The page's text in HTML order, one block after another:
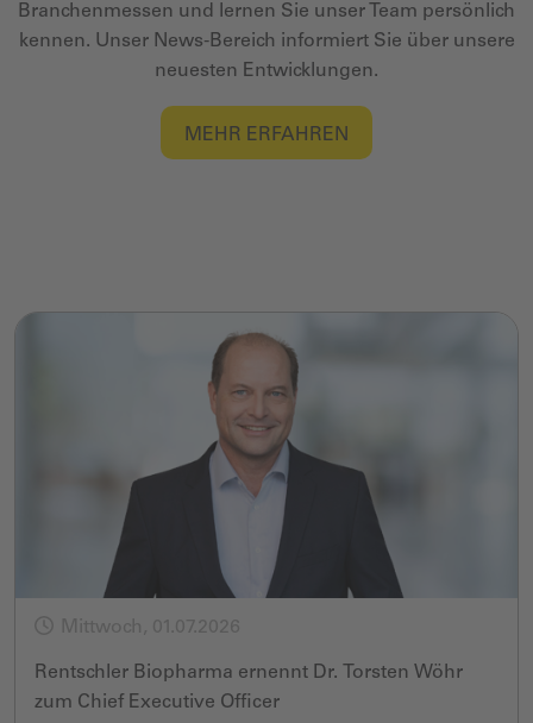
Branchenmessen und lernen Sie unser Team persönlich
kennen. Unser News-Bereich informiert Sie über unsere
neuesten Entwicklungen.
MEHR ERFAHREN
Rentschler Biopharma ernennt Dr. Torsten Wöhr
zum Chief Executive Officer